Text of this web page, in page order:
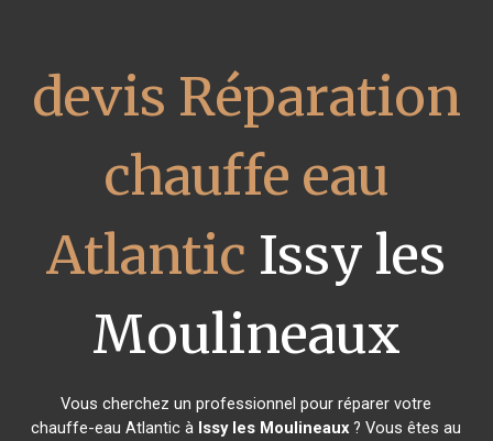
devis Réparation
chauffe eau
Atlantic Issy les
Moulineaux
Vous cherchez un professionnel pour réparer votre
chauffe-eau Atlantic à Issy les Moulineaux ? Vous êtes au